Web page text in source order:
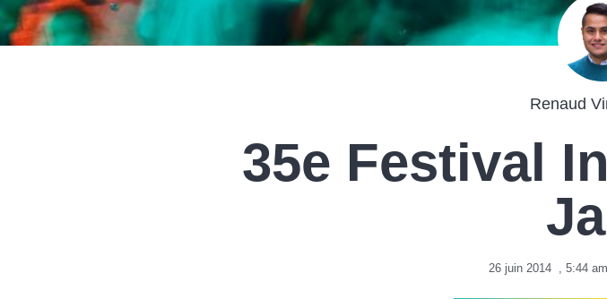
Renaud
35e Festival
26 juin 2014 , 5:44 am